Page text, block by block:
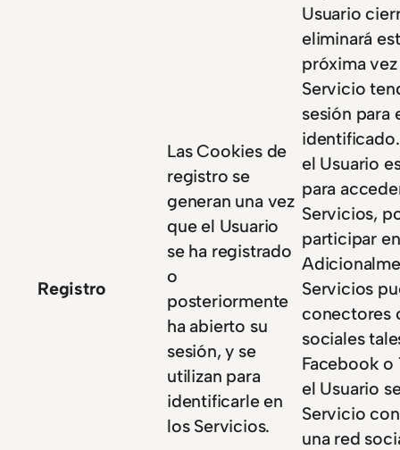
Registro
Las Cookies de
registro se
generan una vez
que el Usuario
se ha registrado
o
posteriormente
ha abierto su
sesión, y se
utilizan para
identificarle en
los Servicios.
Usuario
eliminará
próxima
Servicio
sesión para
el Usuario
para
Servicios,
participar
Servicios
conectores
sociales
Facebook
el Usuario
Servicio
una red